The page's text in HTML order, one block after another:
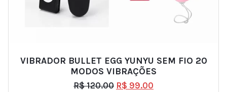
VIBRADOR BULLET EGG YUNYU SEM FIO 20
MODOS VIBRAÇÕES
R$120.00 R$ 99.00